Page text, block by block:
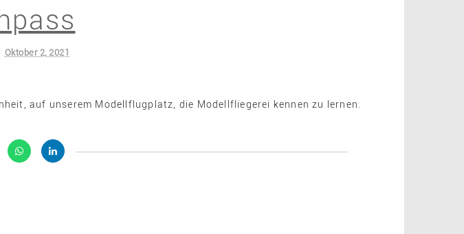
Oktober 2, 2021
auf unserem Modellflugplatz, die Modellfliegerei kennen zu lernen.